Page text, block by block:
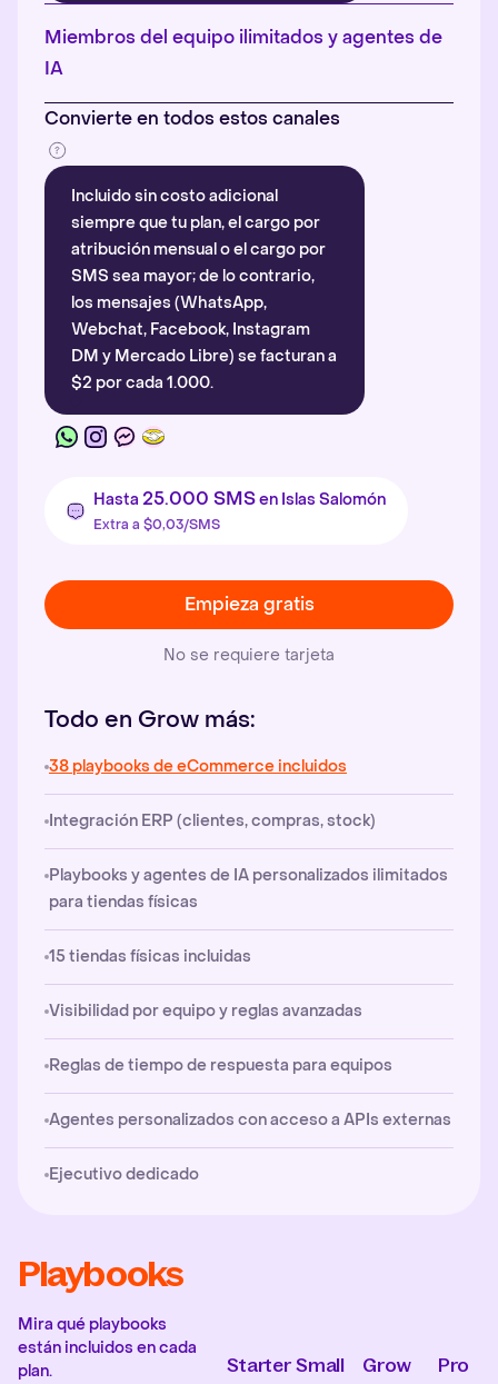
Más información
Miembros del equipo ilimitados y agentes de
IA
Convierte en todos estos canales
Incluido sin costo adicional
siempre que tu plan, el cargo por
atribución mensual o el cargo por
SMS sea mayor; de lo contrario,
los mensajes (WhatsApp,
Webchat, Facebook, Instagram
DM y Mercado Libre) se facturan a
$2 por cada 1.000.
Hasta 25.000 SMSen Islas Salomón
Extra a $0,03/SMS
Empieza gratis
No se requiere tarjeta
Todo en Grow más:
38 playbooks de eCommerce incluidos
Integración ERP (clientes, compras, stock)
Playbooks y agentes de IA personalizados ilimitados
para tiendas físicas
15 tiendas físicas incluidas
Visibilidad por equipo y reglas avanzadas
Reglas de tiempo de respuesta para equipos
Agentes personalizados con acceso a APIs externas
Ejecutivo dedicado
Playbooks
Mira qué playbooks
están incluidos en cada
plan.
Starter Small Grow Pro